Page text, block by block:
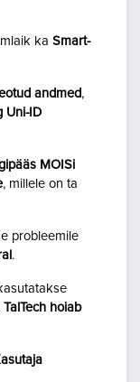
ka Smart-
andmed,
Uni-ID
MOISi
, millele on ta
probleemile
.
TalTech hoiab